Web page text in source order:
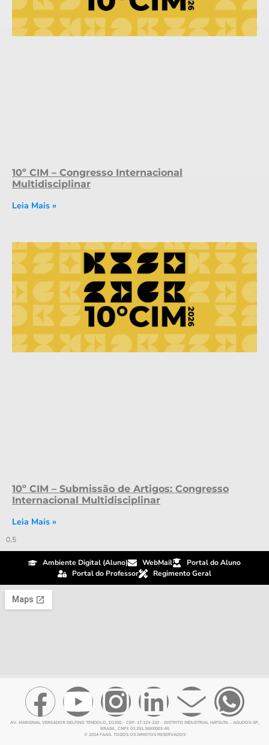
10º CIM – Congresso Internacional
Multidisciplinar
Leia Mais »
10º CIM – Submissão de Artigos: Congresso
Internacional Multidisciplinar
Leia Mais »
Ambiente Digital (Aluno) WebMail
Portal do Aluno
Portal do Professor
Regimento Geral
AV. MARGINAL VEREADOR DELFINO TENDOLO, D1200 – CEP: 17.123-220 – DISTRITO INDUSTRIAL HATSUTA – AGUDOS-SP,
BRASIL. CNPJ: 03.251.369/0001-65
© 2024 FAAG. TODOS OS DIREITOS RESERVADOS